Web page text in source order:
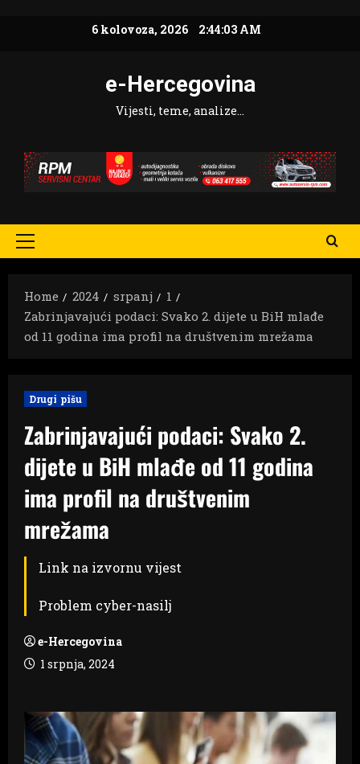
6 kolovoza, 2026 2:44:05 AM
e-Hercegovina
Vijesti, teme, analize…
Primary
Home
2024 srpanj
1
Zabrinjavajući podaci: Svako 2. dijete u BiH mlađe
od 11 godina ima profil na društvenim mrežama
Drugi pišu
Zabrinjavajući podaci: Svako 2.
dijete u BiH mlađe od 11 godina
ima profil na društvenim
mrežama
Link na izvornu vijest
Problem cyber-nasilj
e-Hercegovina
1 srpnja, 2024